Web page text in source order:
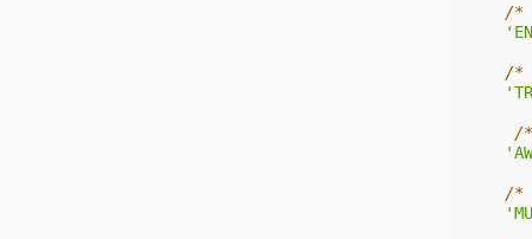
/*
/*
/*
/*